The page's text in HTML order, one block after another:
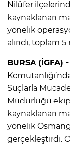
Nilüfer
kaynaklanan
yönelik
alındı, toplam
BURSA (İGFA) -
Suçlarla
Müdürlüğü
kaynaklanan
yönelik
gerçekleştirdi.